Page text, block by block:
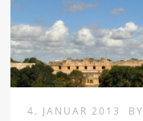
4. JANUAR 2013 BY